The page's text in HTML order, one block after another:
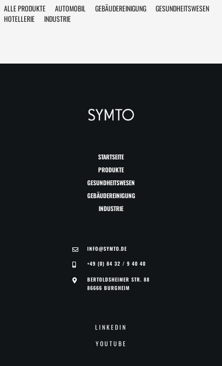
ALLE PRODUKTE AUTOMOBIL GEBÄUDEREINIGUNG
GESUNDHEITSWESEN
HOTELLERIE
INDUSTRIE
STARTSEITE
PRODUKTE
GESUNDHEITSWESEN
GEBÄUDEREINIGUNG
INDUSTRIE
INFO@SYMTO.DE
+49 (0) 84 32 / 9 40 40
BERTOLDSHEIMER STR. 88
86666 BURGHEIM
LINKEDIN
YOUTUBE